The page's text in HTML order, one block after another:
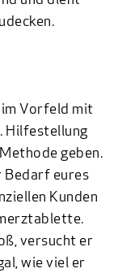
im Vorfeld mit
Hilfestellung
geben.
Bedarf eures
Kunden
versucht er
wie viel er